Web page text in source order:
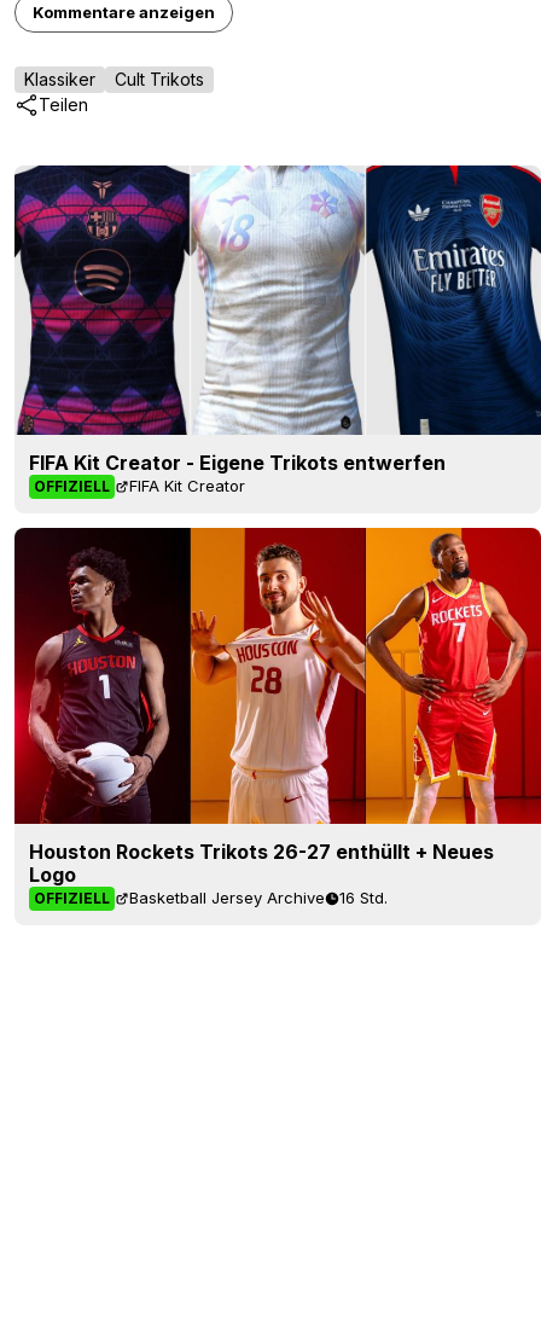
Kommentare anzeigen
Klassiker
Cult Trikots
Teilen
FIFA Kit Creator - Eigene Trikots entwerfen
OFFIZIELL FIFA Kit Creator
Houston Rockets Trikots 26-27 enthüllt + Neues
Logo
OFFIZIELL Basketball Jersey Archive 16 Std.